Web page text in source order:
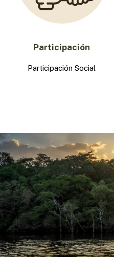
Participación
Participación Social